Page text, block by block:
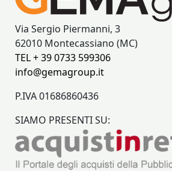
Via Sergio Piermanni, 3
62010 Montecassiano (MC)
TEL + 39 0733 599306
info@gemagroup.it
P.IVA 01686860436
SIAMO PRESENTI SU: